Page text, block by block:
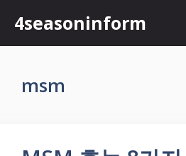
content
4seasoninform
msm